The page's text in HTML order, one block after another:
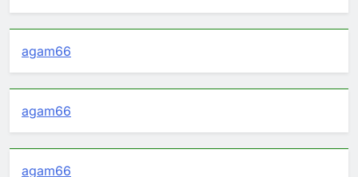
agam66
agam66
agam66